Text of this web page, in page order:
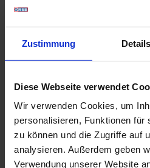
Zustimmung Details
Diese Webseite verwendet
Wir verwenden Cookies, um
personalisieren, Funktionen für
zu können und die Zugriffe auf
analysieren. Außerdem geben
Verwendung unserer Website
Prod.-
Zylinder Kabel zwischen Unterbrecher
und Zündspule Ersetzt Originalteil